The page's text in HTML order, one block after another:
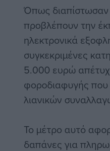
Όπως διαπίστωσαν
προβλέπουν την
ηλεκτρονικά
συγκεκριμένες
5.000 ευρώ
φοροδιαφυγής που
λιανικών
Το μέτρο αυτό
δαπάνες για